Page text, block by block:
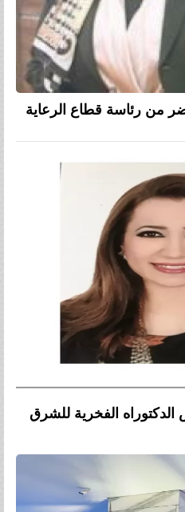
من رئاسة قطاع الرعاية
الدكتوراه الفخرية للشرق